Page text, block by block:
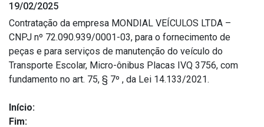
19/02/2025
Contratação da empresa MONDIAL VEÍCULOS LTDA –
CNPJ nº 72.090.939/0001-03, para o fornecimento de
peças e para serviços de manutenção do veículo do
Transporte Escolar, Micro-ônibus Placas IVQ 3756, com
fundamento no art. 75, § 7º , da Lei 14.133/2021.
Início:
Fim: